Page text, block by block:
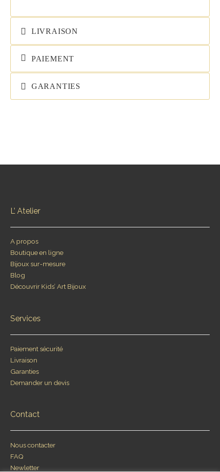
LIVRAISON
PAIEMENT
GARANTIES
L’ Atelier
A propos
Boutique en ligne
Bijoux sur-mesure
Blog
Découvrir Kids’ Art Bijoux
Services
Paiement sécurité
Livraison
Garanties
Demander un devis
Contact
Nous contacter
FAQ
Newletter